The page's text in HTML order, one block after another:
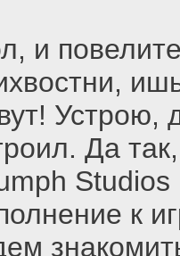
и
Устрою,
Да
к